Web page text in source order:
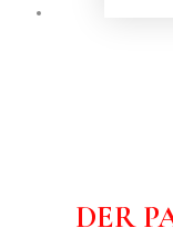
DER